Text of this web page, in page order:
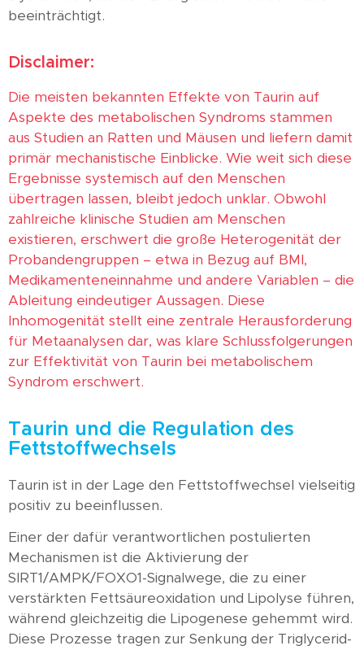
beeinträchtigt.
Disclaimer:
Die meisten bekannten Effekte von Taurin auf
Aspekte des metabolischen Syndroms stammen
aus Studien an Ratten und Mäusen und liefern damit
primär mechanistische Einblicke. Wie weit sich diese
Ergebnisse systemisch auf den Menschen
übertragen lassen, bleibt jedoch unklar. Obwohl
zahlreiche klinische Studien am Menschen
existieren, erschwert die große Heterogenität der
Probandengruppen – etwa in Bezug auf BMI,
Medikamenteneinnahme und andere Variablen – die
Ableitung eindeutiger Aussagen. Diese
Inhomogenität stellt eine zentrale Herausforderung
für Metaanalysen dar, was klare Schlussfolgerungen
zur Effektivität von Taurin bei metabolischem
Syndrom erschwert.
Taurin und die Regulation des
Fettstoffwechsels
Taurin ist in der Lage den Fettstoffwechsel vielseitig
positiv zu beeinflussen.
Einer der dafür verantwortlichen postulierten
Mechanismen ist die Aktivierung der
SIRT1/AMPK/FOXO1-Signalwege, die zu einer
verstärkten Fettsäureoxidation und Lipolyse führen,
während gleichzeitig die Lipogenese gehemmt wird.
Diese Prozesse tragen zur Senkung der Triglycerid-